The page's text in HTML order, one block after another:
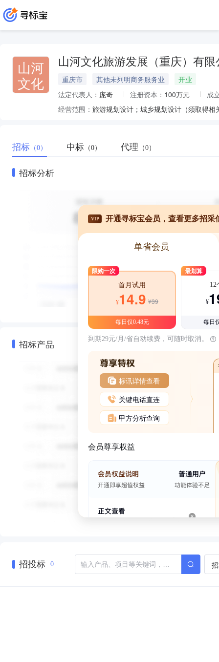
山河
文化
山河文化旅游发展（重庆）有限
重庆市 其他未列明商务服务业
开业
法定代表人： 庞奇 注册资本： 100万元
成
经营范围：
招标 （0） 中标 （0） 代理 （0）
招标分析
招标产品
VIP 开通寻标宝会员，查看更多招采
单省会员
限购一次
首月试用
¥14.9 ¥39
每日仅0.48元
最划算
12
¥
每日
到期29元/月/省自动续费，可随时取消。
标讯详情查看
关键电话直连
甲方分析查询
会员尊享权益
招投标 0